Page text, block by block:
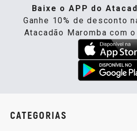
Baixe o APP do
Ganhe 10% de desconto
Atacadão Maromba com
CATEGORIAS